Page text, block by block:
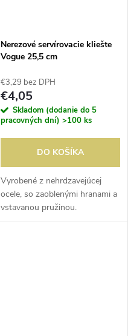
Nerezové servírovacie kliešte
Vogue 25,5 cm
€3,29 bez DPH
€4,05
Skladom (dodanie do 5
pracovných dní) >100 ks
DO KOŠÍKA
Vyrobené z nehrdzavejúcej
ocele, so zaoblenými hranami a
vstavanou pružinou.